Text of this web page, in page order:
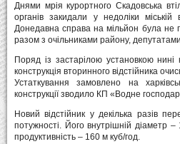
Днями мрія курортного Скадовська
органів закидали у недоліки міській
Донедавна справа на мільйон була не
разом з очільниками району, депутатами
Поряд із застарілою установкою
конструкція вторинного відстійника
Устаткування замовлено на
конструкції зводило КП «Водне
Новий відстійник у декілька разів
потужності. Його внутрішній діаметр
продуктивність – 160 м куб/год.